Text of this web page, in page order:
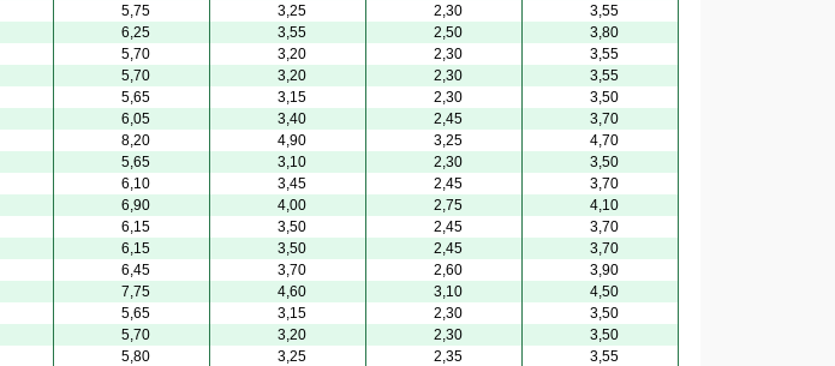
5,75 3,25 2,30
3,55
6,25 3,55 2,50
3,80
5,70 3,20 2,30
3,55
5,70 3,20 2,30
3,55
5,65 3,15 2,30
3,50
6,05 3,40 2,45
3,70
8,20 4,90 3,25
4,70
5,65 3,10 2,30
3,50
6,10 3,45 2,45
3,70
6,90 4,00 2,75
4,10
6,15 3,50 2,45
3,70
6,15 3,50 2,45
3,70
6,45 3,70 2,60
3,90
7,75 4,60 3,10
4,50
5,65 3,15 2,30
3,50
5,70 3,20 2,30
3,50
5,80 3,25 2,35 3,55